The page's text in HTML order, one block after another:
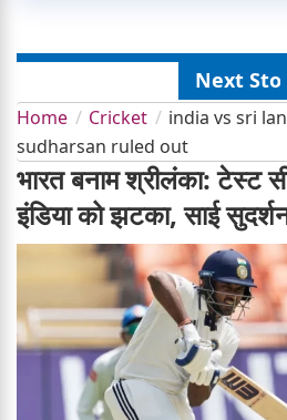
Next
Home Cricket
india vs sri
sudharsan ruled out
भारत बनाम श्रीलंका: टेस्ट
इंडिया को झटका, साई